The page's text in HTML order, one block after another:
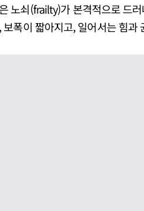
노쇠(frailty)가 본격적으로 드
보폭이 짧아지고, 일어서는 힘과